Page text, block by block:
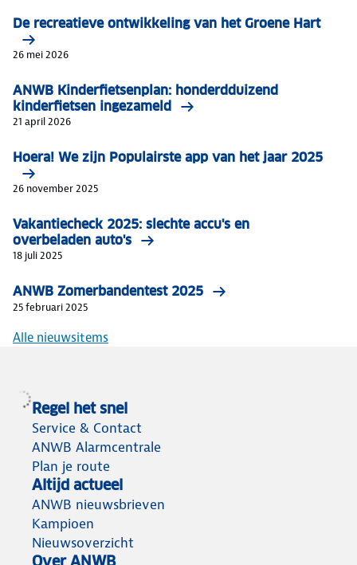
De recreatieve ontwikkeling van het Groene Hart
26 mei 2026
ANWB Kinderfietsenplan: honderdduizend
kinderfietsen ingezameld
21 april 2026
Hoera! We zijn Populairste app van het jaar 2025
26 november 2025
Vakantiecheck 2025: slechte accu's en
overbeladen auto's
18 juli 2025
ANWB Zomerbandentest 2025
25 februari 2025
Alle nieuwsitems
Regel het snel
Service & Contact
ANWB Alarmcentrale
Plan je route
Altijd actueel
ANWB nieuwsbrieven
Kampioen
Nieuwsoverzicht
Over ANWB